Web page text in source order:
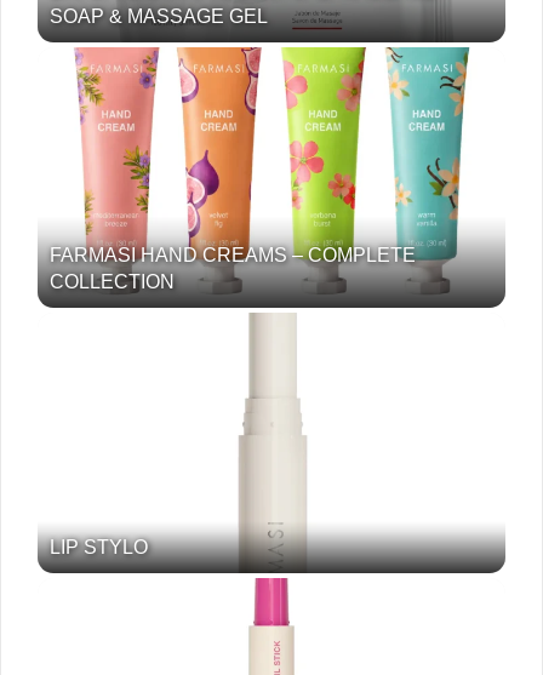
SOAP & MASSAGE GEL
FARMASI HAND CREAMS – COMPLETE
COLLECTION
LIP STYLO